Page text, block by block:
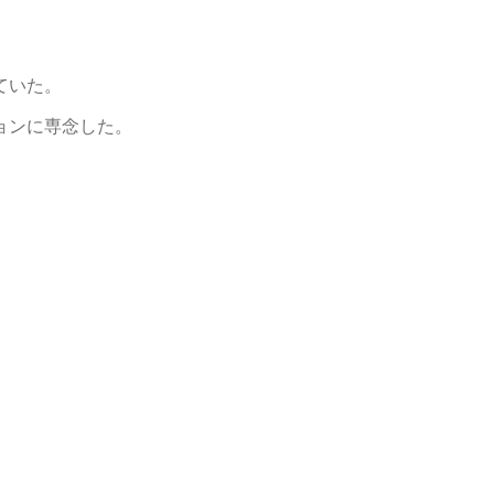
た。
に専念した。